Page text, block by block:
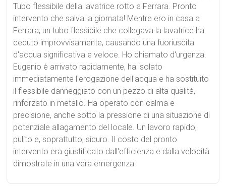
Tubo flessibile della lavatrice rotto a Ferrara. Pronto
intervento che salva la giornata! Mentre ero in casa a
Ferrara, un tubo flessibile che collegava la lavatrice ha
ceduto improvvisamente, causando una fuoriuscita
d'acqua significativa e veloce. Ho chiamato d'urgenza.
Eugenio è arrivato rapidamente, ha isolato
immediatamente l'erogazione dell'acqua e ha sostituito
il flessibile danneggiato con un pezzo di alta qualità,
rinforzato in metallo. Ha operato con calma e
precisione, anche sotto la pressione di una situazione di
potenziale allagamento del locale. Un lavoro rapido,
pulito e, soprattutto, sicuro. Il costo del pronto
intervento era giustificato dall'efficienza e dalla velocità
dimostrate in una vera emergenza.